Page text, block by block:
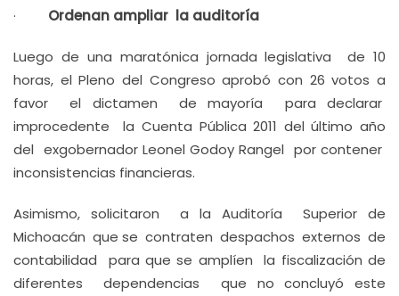
· Ordenan ampliar la auditoría
Luego de una maratónica jornada legislativa de 10
horas, el Pleno del Congreso aprobó con 26 votos a
favor el dictamen de mayoría para declarar
improcedente la Cuenta Pública 2011 del último año
del exgobernador Leonel Godoy Rangel por contener
inconsistencias financieras.
Asimismo, solicitaron a la Auditoría Superior de
Michoacán que se contraten despachos externos de
contabilidad para que se amplíen la fiscalización de
diferentes dependencias que no concluyó este